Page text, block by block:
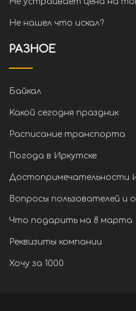
Не нашел что искал?
РАЗНОЕ
Байкал
Какой сегодня праздник
Расписание транспорта
Погода в Иркутске
Достопримечательности
Вопросы пользователей
Что подарить на 8 марта
Реквизиты компании
Хочу за 1000